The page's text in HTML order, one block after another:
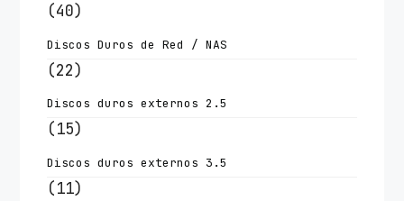
(40)
Discos Duros de Red / NAS
(22)
Discos duros externos 2.5
(15)
Discos duros externos 3.5
(11)